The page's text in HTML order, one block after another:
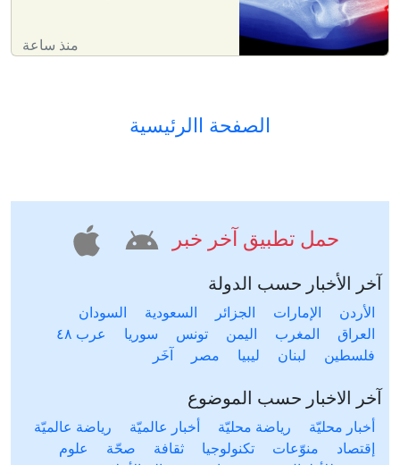
منذ ساعة
الصفحة االرئيسية
حمل تطبيق آخر خبر
آخر الأخبار حسب الدولة
الأردن الإمارات الجزائر السعودية
السودان
العراق
المغرب اليمن تونس سوريا
عرب ٤٨
فلسطين
لبنان ليبيا مصر آخَر
آخر الاخبار حسب الموضوع
أخبار محليّة رياضة محليّة أخبار عالميّة
رياضة عالميّة
إقتصاد
منوّعات تكنولوجيا ثقافة صحّة
علوم